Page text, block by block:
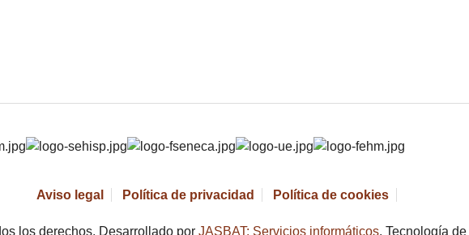
Aviso legal Política de privacidad Política de cookies
los derechos. Desarrollado por JASBAT: Servicios informáticos. Tecnología de